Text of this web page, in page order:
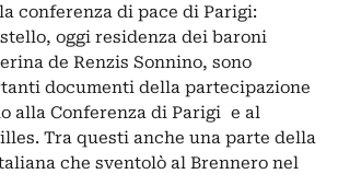
conferenza di pace di Parigi:
oggi residenza dei baroni
de Renzis Sonnino, sono
documenti della partecipazione
alla Conferenza di Parigi e al
Tra questi anche una parte della
che sventolò al Brennero nel